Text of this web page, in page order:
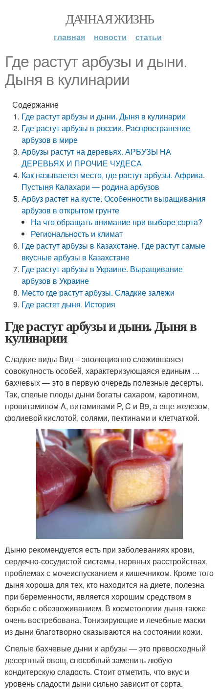
ДАЧНАЯ ЖИЗНЬ
главная новости статьи
Где растут арбузы и дыни.
Дыня в кулинарии
Содержание
Где растут арбузы и дыни. Дыня в кулинарии
Где растут арбузы в россии. Распространение
арбузов в мире
Арбузы растут на деревьях. АРБУЗЫ НА
ДЕРЕВЬЯХ И ПРОЧИЕ ЧУДЕСА
Как называется место, где растут арбузы. Африка.
Пустыня Калахари — родина арбузов
Арбуз растет на кусте. Особенности выращивания
арбузов в открытом грунте
На что обращать внимание при выборе сорта?
Региональность и климат
Где растут арбузы в Казахстане. Где растут самые
вкусные арбузы в Казахстане
Где растут арбузы в Украине. Выращивание
арбузов в Украине
Место где растут арбузы. Сладкие залежи
Где растет дыня. История
Где растут арбузы и дыни. Дыня в
кулинарии
Сладкие виды Вид – эволюционно сложившаяся
совокупность особей, характеризующаяся единым …
бахчевых — это в первую очередь полезные десерты.
Так, спелые плоды дыни богаты сахаром, каротином,
провитамином A, витаминами P, C и B9, а еще железом,
фолиевой кислотой, солями, пектинами и клетчаткой.
Дыню рекомендуется есть при заболеваниях крови,
сердечно-сосудистой системы, нервных расстройствах,
проблемах с мочеиспусканием и кишечником. Кроме того
дыня хороша для тех, кто находится на диете, полезна
при беременности, является хорошим средством в
борьбе с обезвоживанием. В косметологии дыня также
очень востребована. Тонизирующие и лечебные маски
из дыни благотворно сказываются на состоянии кожи.
Спелые бахчевые дыни и арбузы — это превосходный
десертный овощ, способный заменить любую
кондитерскую сладость. Стоит отметить, что вкус и
уровень сладости дыни сильно зависит от сорта.